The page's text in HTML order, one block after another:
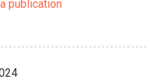
publication